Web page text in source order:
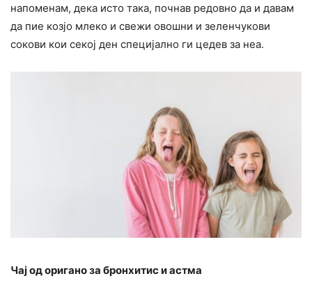
напоменам, дека исто така, почнав редовно да и давам
да пие козјо млеко и свежи овошни и зеленчукови
сокови кои секој ден специјално ги цедев за неа.
Чај од оригано за бронхитис и астма